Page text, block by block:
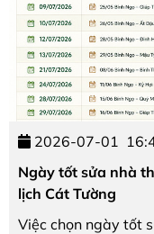
2026-07-01
Ngày tốt sửa nhà
lịch Cát Tường
Việc chọn ngày tốt